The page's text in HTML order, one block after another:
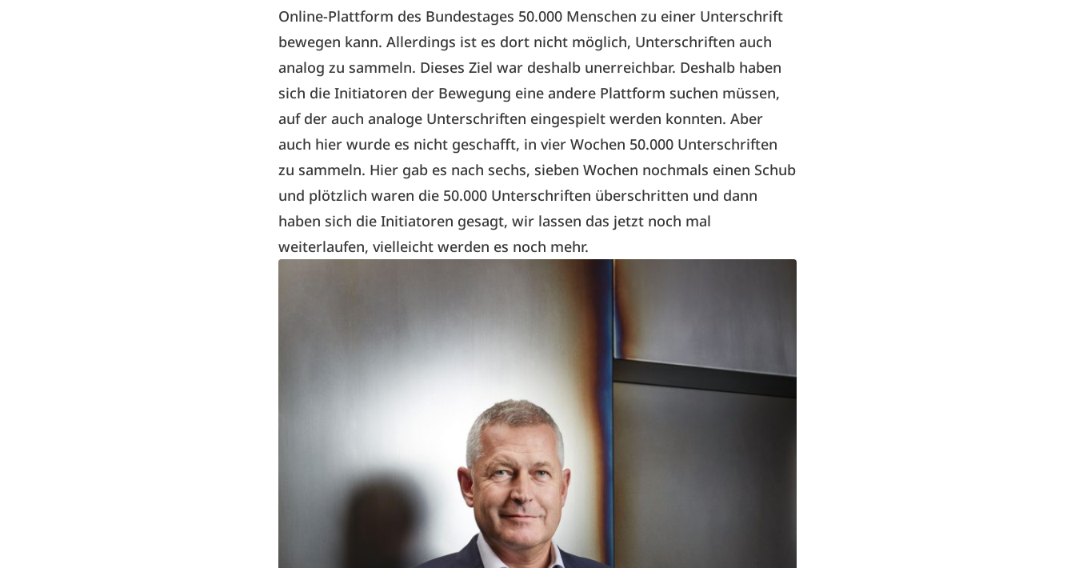
Online-Plattform des Bundestages 50.000 Menschen zu einer Unterschrift
bewegen kann. Allerdings ist es dort nicht möglich, Unterschriften auch
analog zu sammeln. Dieses Ziel war deshalb unerreichbar. Deshalb haben
sich die Initiatoren der Bewegung eine andere Plattform suchen müssen,
auf der auch analoge Unterschriften eingespielt werden konnten. Aber
auch hier wurde es nicht geschafft, in vier Wochen 50.000 Unterschriften
zu sammeln. Hier gab es nach sechs, sieben Wochen nochmals einen Schub
und plötzlich waren die 50.000 Unterschriften überschritten und dann
haben sich die Initiatoren gesagt, wir lassen das jetzt noch mal
weiterlaufen, vielleicht werden es noch mehr.